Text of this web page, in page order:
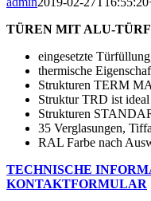
TÜREN MIT ALU-
eingesetzte
thermische
Strukturen TERM
Struktur TRD ist
Strukturen
35 Verglasungen,
RAL Farbe nach
TECHNISCHE
KONTAKTFORMULAR